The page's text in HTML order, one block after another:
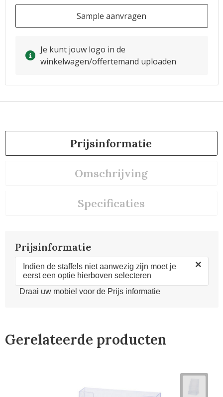
Sample aanvragen
Je kunt jouw logo in de
winkelwagen/offertemand uploaden
Prijsinformatie
Omschrijving
Specificaties
Prijsinformatie
Indien de staffels niet aanwezig zijn moet je
eerst een optie hierboven selecteren
×
Draai uw mobiel voor de Prijs informatie
Gerelateerde producten